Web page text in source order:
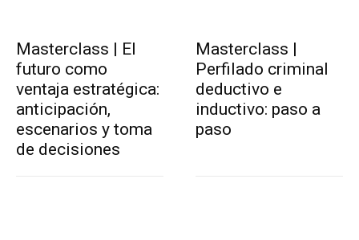
Masterclass | El
futuro como
ventaja estratégica:
anticipación,
escenarios y toma
de decisiones
Masterclass |
Perfilado criminal
deductivo e
inductivo: paso a
paso